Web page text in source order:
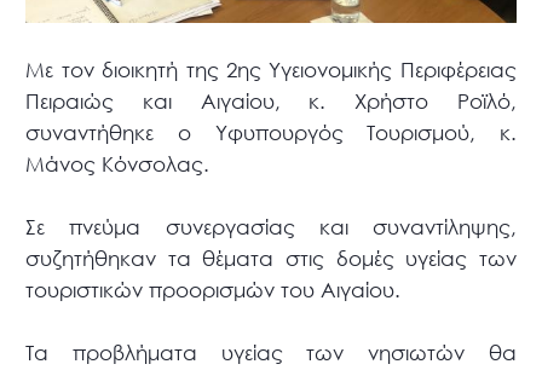
Με τον διοικητή της 2ης Υγειονομικής Περιφέρειας
Πειραιώς και Αιγαίου, κ. Χρήστο Ροϊλό,
συναντήθηκε ο Υφυπουργός Τουρισμού, κ.
Μάνος Κόνσολας.
Σε πνεύμα συνεργασίας και συναντίληψης,
συζητήθηκαν τα θέματα στις δομές υγείας των
τουριστικών προορισμών του Αιγαίου.
Τα προβλήματα υγείας των νησιωτών θα